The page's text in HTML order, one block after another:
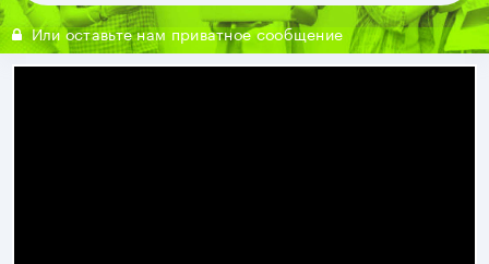
Или оставьте нам приватное сообщение